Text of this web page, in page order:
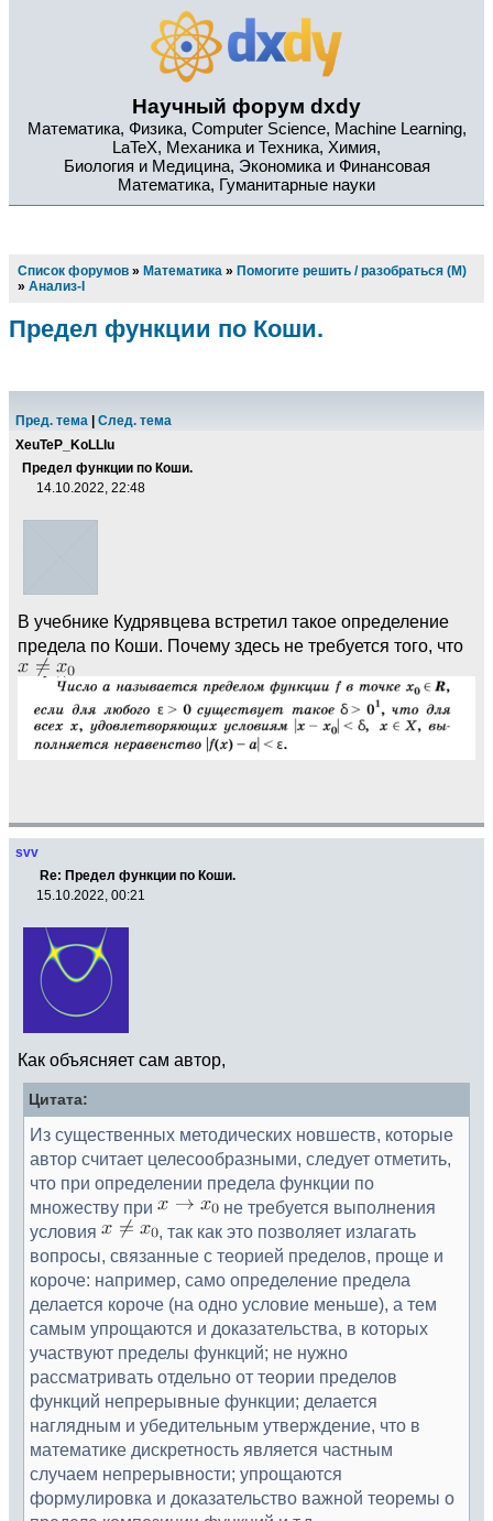
Научный форум dxdy
Математика, Физика, Computer Science, Machine Learning,
LaTeX, Механика и Техника, Химия,
Биология и Медицина, Экономика и Финансовая
Математика, Гуманитарные науки
Список форумов » Математика » Помогите решить / разобраться (М)
» Анализ-I
Предел функции по Коши.
Пред. тема
След. тема
XeuTeP_KoLLIu
Предел функции по Коши.
14.10.2022, 22:48
В учебнике Кудрявцева встретил такое определение
предела по Коши. Почему здесь не требуется того, что
svv
Re: Предел функции по Коши.
15.10.2022, 00:21
Как объясняет сам автор,
Цитата:
Из существенных методических новшеств, которые
автор считает целесообразными, следует отметить,
что при определении предела функции по
множеству при
не требуется выполнения
условия
, так как это позволяет излагать
вопросы, связанные с теорией пределов, проще и
короче: например, само определение предела
делается короче (на одно условие меньше), а тем
самым упрощаются и доказательства, в которых
участвуют пределы функций; не нужно
рассматривать отдельно от теории пределов
функций непрерывные функции; делается
наглядным и убедительным утверждение, что в
математике дискретность является частным
случаем непрерывности; упрощаются
формулировка и доказательство важной теоремы о